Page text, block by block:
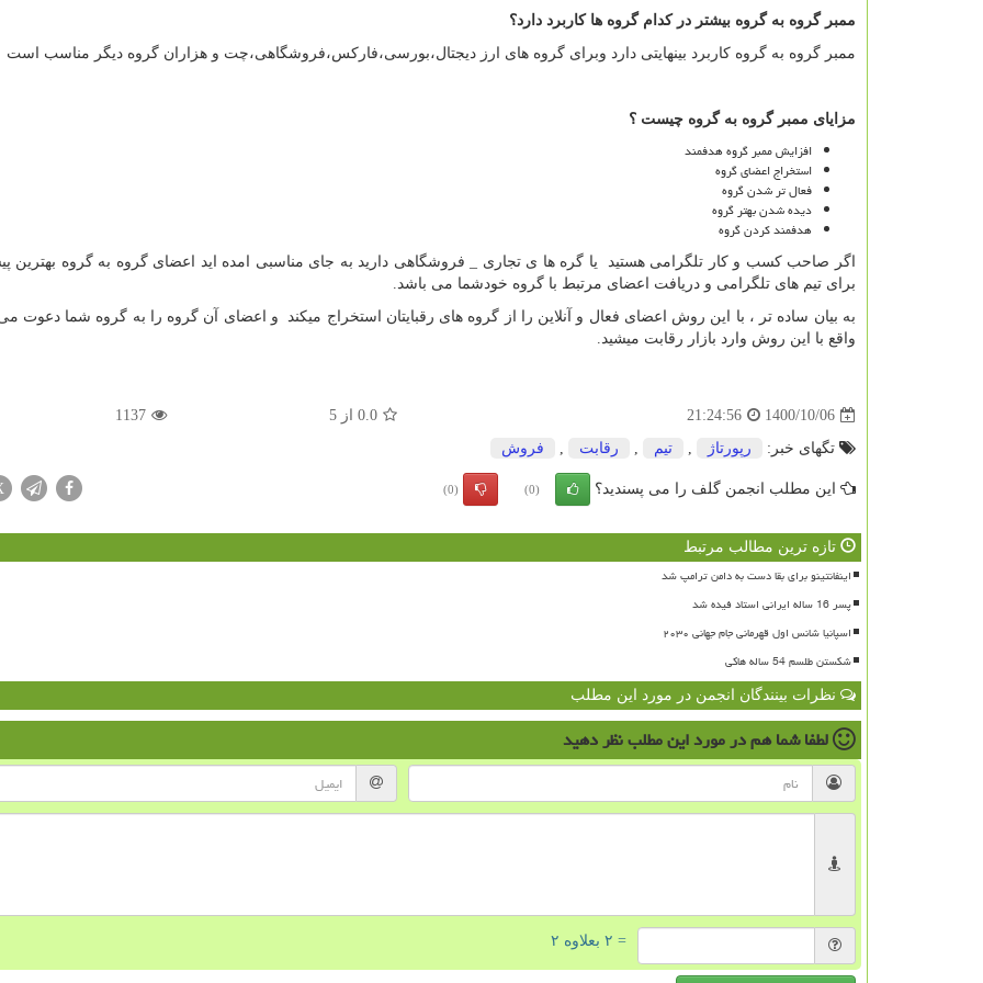
ممبر گروه به گروه بیشتر در کدام گروه ها کاربرد دارد؟
ممبر گروه به گروه کاربرد بینهایتی دارد وبرای گروه های ارز دیجتال،بورسی،فارکس،فروشگاهی،چت و هزاران گروه دیگر مناسب است
مزایای ممبر گروه به گروه چیست ؟
افزایش ممبر گروه هدفمند
استخراج اعضای گروه
فعال تر شدن گروه
دیده شدن بهتر گروه
هدفمند کردن گروه
اگر صاحب کسب و کار تلگرامی هستید یا گره ها ی تجاری _ فروشگاهی دارید به جای مناسبی امده اید اعضای گروه به گروه بهترین
برای تیم های تلگرامی و دریافت اعضای مرتبط با گروه خودشما می باشد.
به بیان ساده تر ، با این روش اعضای فعال و آنلاین را از گروه های رقبایتان استخراج میکند و اعضای آن گروه را به گروه شما دعوت
واقع با این روش وارد بازار رقابت میشید.
1400/10/06
21:24:56
0.0 از5
1137
تگهای خبر: رپورتاژ , تیم , رقابت , فروش
این مطلب انجمن گلف را می پسندید؟ (0)
(0)
تازه ترین مطالب مرتبط
اینفانتینو برای بقا دست به دامن ترامپ شد
پسر 16 ساله ایرانی استاد فیده شد
اسپانیا شانس اول قهرمانی جام جهانی ۲۰۳۰
شکستن طلسم 54 ساله هاکی
نظرات بینندگان انجمن در مورد این مطلب
لطفا شما همدر مورد این مطلبنظر دهید
= ۲ بعلاوه ۲